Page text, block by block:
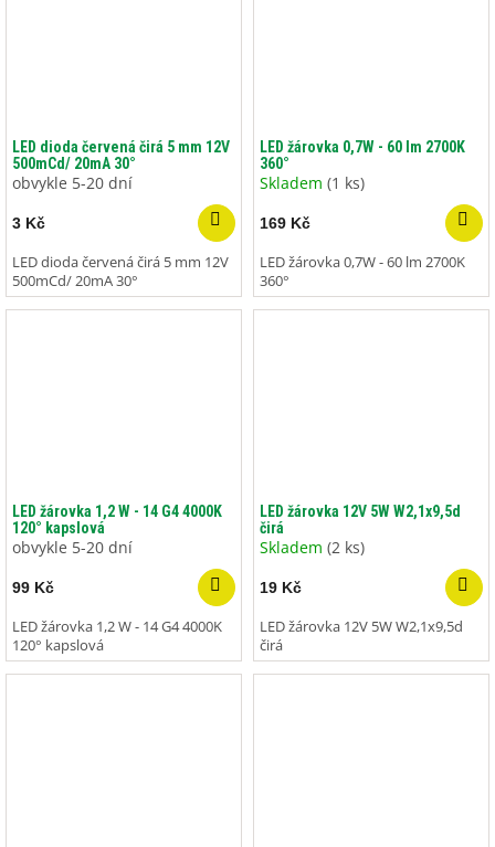
LED dioda červená čirá 5 mm 12V
500mCd/ 20mA 30°
obvykle 5-20 dní
3 Kč
LED dioda červená čirá 5 mm 12V
500mCd/ 20mA 30°
LED žárovka 0,7W - 60 lm 2700K
360°
Skladem (1 ks)
169 Kč
LED žárovka 0,7W - 60 lm 2700K
360°
LED žárovka 1,2 W - 14 G4 4000K
120° kapslová
obvykle 5-20 dní
99 Kč
LED žárovka 1,2 W - 14 G4 4000K
120° kapslová
LED žárovka 12V 5W W2,1x9,5d
čirá
Skladem (2 ks)
19 Kč
LED žárovka 12V 5W W2,1x9,5d
čirá